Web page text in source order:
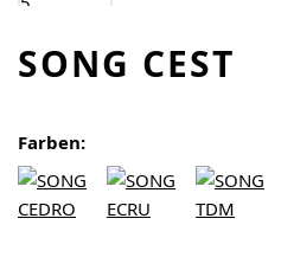
SONG CEST
Farben: